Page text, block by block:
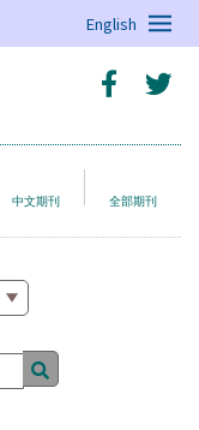
English
中文期刊 全部期刊